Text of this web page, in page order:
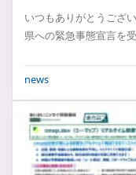
いつもありがとうござ
県への緊急事態宣言を
news